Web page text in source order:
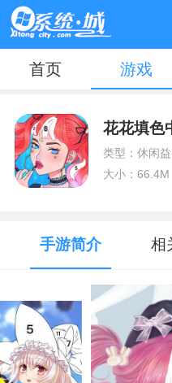
首页 游戏
花花填色
类型：休闲
大小：66.4M
手游简介 相